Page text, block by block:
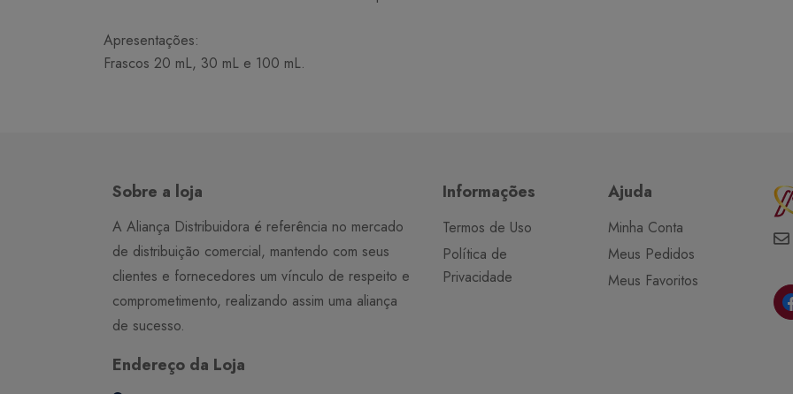
Apresentações:
Frascos 20 mL, 30 mL e 100 mL.
Sobre a loja
A Aliança Distribuidora é referência no mercado
de distribuição comercial, mantendo com seus
clientes e fornecedores um vínculo de respeito e
comprometimento, realizando assim uma aliança
de sucesso.
Endereço da Loja
Informações
Termos de Uso
Política de
Privacidade
Ajuda
Minha Conta
Meus Pedidos
Meus Favoritos